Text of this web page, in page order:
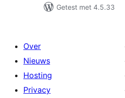
Getest met 4.5.33
Over
Nieuws
Hosting
Privacy